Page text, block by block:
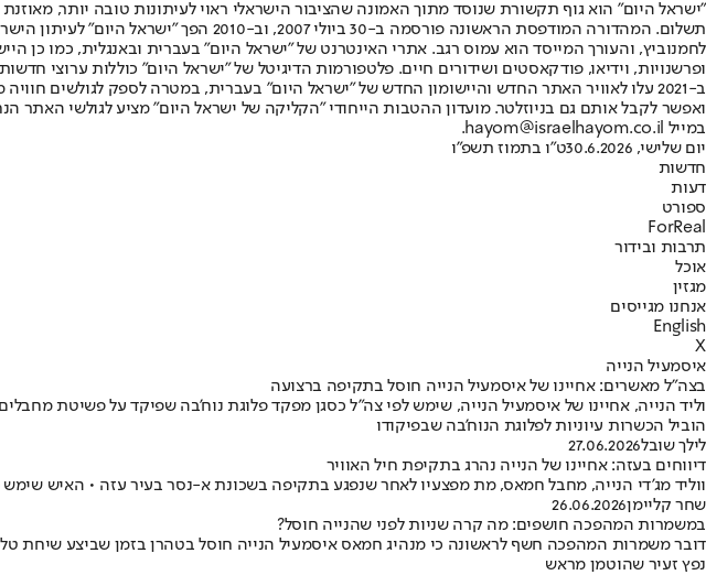
"ישראל היום" הוא גוף תקשורת שנוסד מתוך האמונה שהציבור הישראלי ראוי לעיתונות טובה יותר,
תשלום. המהדורה המודפסת הראשונה פורסמה
ופרשנויות, וידיאו, פודקאסטים ושידורים חיים. פלטפורמות הדיגיטל של "ישראל היום" כוללות ערוצי
ב-2021 עלו לאוויר האתר החדש והיישומון החדש של "ישראל היום" בעברית, במטרה לספק לגולשים
ואפשר לקבל אותם גם בניוזלטר. מועדון ההטבות הייחודי "הקליקה של ישראל היום" מציע לגולשי האתר
במייל hayom@israelhayom.co.il.
יום שלישי, 30.6.2026
ט"ו בתמוז תשפ"ו
חדשות
דעות
ספורט
ForReal
תרבות ובידור
אוכל
מגזין
אנחנו מגייסים
English
X
איסמעיל הנייה
בצה"ל מאשרים: אחיינו של איסמעיל הנייה חוסל בתקיפה ברצועה
הוביל הכשרות עיוניות לפלוגת הנוח'בה שבפיקודו
לילך שובל27.06.2026
דיווחים בעזה: אחיינו של הנייה נהרג בתקיפת חיל האוויר
ווליד מג'די הנייה, מחבל חמאס, מת מפצעיו לאחר שנפגע בתקיפה בשכונת א-נסר בעיר עזה • האיש שימש
שחר קליימן26.06.2026
במשמרות המהפכה חושפים: מה קרה שניות לפני שהנייה חוסל?
דובר משמרות המהפכה חשף לראשונה כי מנהיג חמאס איסמעיל הנייה חוסל בטהרן בזמן שביצע שיחת
נפץ זעיר שהוטמן מראש